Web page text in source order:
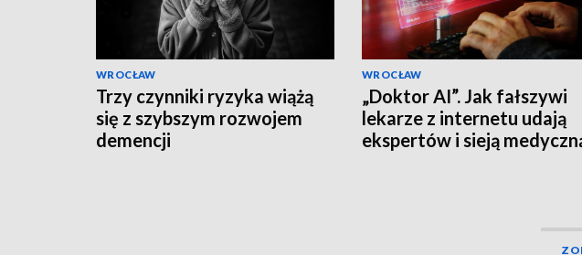
WROCŁAW
Trzy czynniki ryzyka wiążą
się z szybszym rozwojem
demencji
WROCŁAW
„Doktor AI”. Jak fałszywi
lekarze z internetu udają
ekspertów i sieją